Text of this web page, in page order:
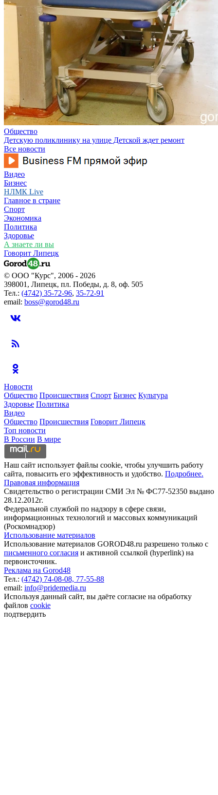
Общество
Детскую поликлинику на улице Детской ждет ремонт
Все новости
Видео
Бизнес
НЛМК Live
Главное в стране
Спорт
Экономика
Политика
Здоровье
А знаете ли вы
Говорит Липецк
© ООО "Курс", 2006 - 2026
398001, Липецк, пл. Победы, д. 8, оф. 505
Тел.: (4742) 35-72-96, 35-72-91
email: boss@gorod48.ru
Новости
Общество Происшествия Спорт Бизнес Культура
Здоровье Политика
Видео
Общество Происшествия Говорит Липецк
Топ новости
В России В мире
Наш сайт использует файлы cookie, чтобы улучшить работу
сайта, повысить его эффективность и удобство. Подробнее.
Правовая информация
Свидетельство о регистрации СМИ Эл № ФС77-52350 выдано
28.12.2012г.
Федеральной службой по надзору в сфере связи,
информационных технологий и массовых коммуникаций
(Роскомнадзор)
Использование материалов
Использование материалов GOROD48.ru разрешено только с
письменного согласия и активной ссылкой (hyperlink) на
первоисточник.
Реклама на Gorod48
Тел.: (4742) 74-08-08, 77-55-88
email: info@pridemedia.ru
Используя данный сайт, вы даёте согласие на обработку
файлов cookie
подтвердить